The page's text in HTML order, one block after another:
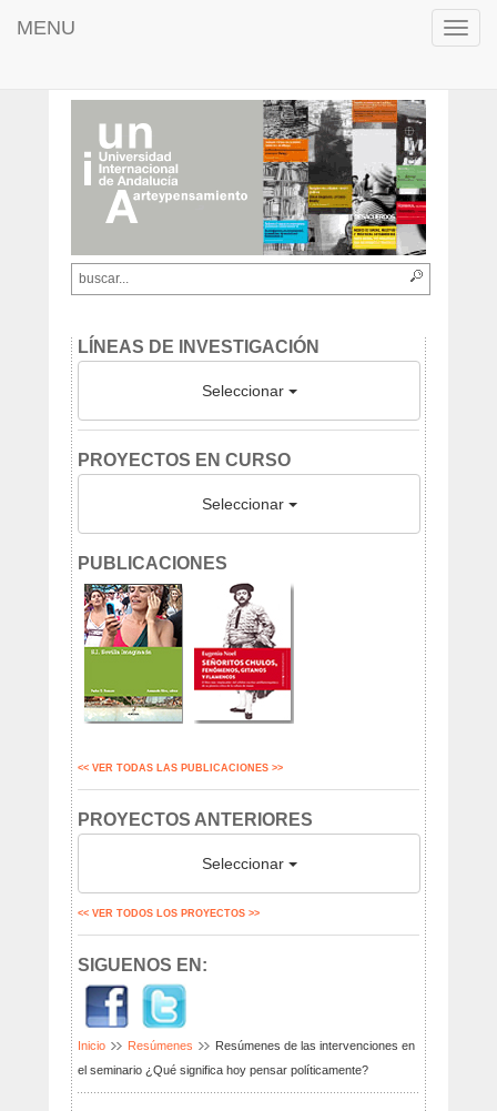
MENU
LÍNEAS DE INVESTIGACIÓN
Seleccionar
PROYECTOS EN CURSO
Seleccionar
PUBLICACIONES
<< VER TODAS LAS PUBLICACIONES >>
PROYECTOS ANTERIORES
Seleccionar
<< VER TODOS LOS PROYECTOS >>
SIGUENOS EN:
Inicio Resúmenes
Resúmenes de las intervenciones en
el seminario ¿Qué significa hoy pensar políticamente?